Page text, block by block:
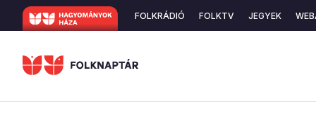
Ugrás
a
Secondary
FOLKRÁDIÓ FOLKTV JEGYEK